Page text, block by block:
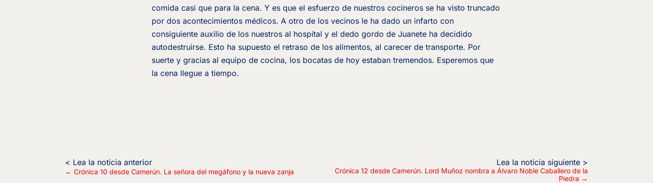
comida casi que para la cena. Y es que el esfuerzo de nuestros cocineros se ha visto truncado
por dos acontecimientos médicos. A otro de los vecinos le ha dado un infarto con
consiguiente auxilio de los nuestros al hospital y el dedo gordo de Juanete ha decidido
autodestruirse. Esto ha supuesto el retraso de los alimentos, al carecer de transporte. Por
suerte y gracias al equipo de cocina, los bocatas de hoy estaban tremendos. Esperemos que
la cena llegue a tiempo.
←Crónica 10 desde Camerún. La señora del megáfono y la nueva zanja
Crónica 12 desde Camerún. Lord Muñoz nombra a Álvaro Noble Caballero de la
Piedra →